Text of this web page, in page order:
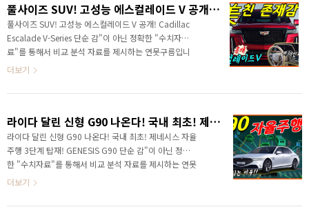
리는 본질을 유지하고 있는 차량에 레인지로버 스포츠라
고 할 수 있죠? 전기차로 출시되기 전에 마지막 내연기관
으로 출시된 레인지로버 스포츠는 어떤 매력을 갖추고 있
을까요? 영상으로 가장 먼저 만나보세요! # 영상으로 보
천영상
풀사이즈 SUV! 고성능 에스컬레이드 V 공개! Cadillac Escalade V-Series
풀사이즈 SUV! 고성능 에스컬레이드 V 공개! Cadillac
Escalade V-Series 단순 감"이 아닌 정확한 "수치자
료"를 통해서 비교 분석 자료를 제시하는 연못구름입니
다! 엄청난 포스를 보여준 차량이 있죠! 국내에서는 이
차량인데 바로 에스컬레이드입니다. 고성능 풀 사이즈
많이 설레게 만들었죠! 드디어 에스컬레이드 V가 공개
되었습니다. 와~~ 이렇게 큰 차량도 멋지게 보일 수 있
네요! 카니발보다도 훨씬 큰 차량인데.. 미쳤다! # 하단
영상으로 보시면 보다 세부적인 정보를 확인할 수 있습
드 V의 외관을 공개했습니다. 공식 이미지인데..
더보기
라이다 달린 신형 G90 나온다! 국내 최초! 제네시스 자율주행 3단계 탑재! GENESIS G90
라이다 달린 신형 G90 나온다! 국내 최초! 제네시스 자율
주행 3단계 탑재! GENESIS G90 단순 감"이 아닌 정확
한 "수치자료"를 통해서 비교 분석 자료를 제시하는 연못
구름입니다! 안녕하세요? 연못구름입니다. 최근 4세대로
진행되었습니다. 제가 직접 시승해 보니, 제네시스의 기
더보기